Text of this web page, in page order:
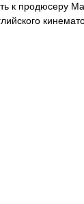
к продюсеру